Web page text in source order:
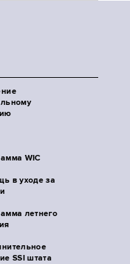
WIC
в уходе за
летнего
SSI штата